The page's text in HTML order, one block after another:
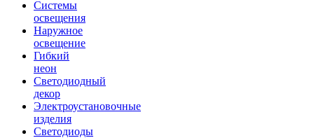
Системы
освещения
Наружное
освещение
Гибкий
неон
Светодиодный
декор
Электроустановочные
изделия
Светодиоды